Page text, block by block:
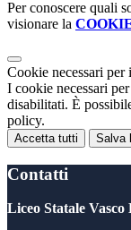
Per conoscere quali
visionare la
Cookie necessari
I cookie necessari
disabilitati. È
policy.
Accetta tutti Salva
Contatti
Liceo Statale Vasco